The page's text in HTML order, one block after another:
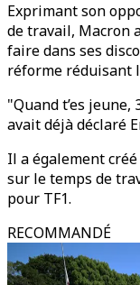
Exprimant son
de travail, Macron
faire dans ses
réforme réduisant
"Quand t’es jeune,
avait déjà déclaré
Il a également
sur le temps de
pour TF1.
RECOMMANDÉ